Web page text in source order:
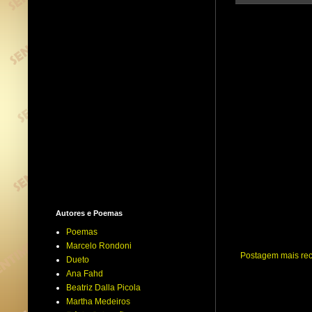
Postagem mais
Autores e Poemas
Poemas
Marcelo Rondoni
Dueto
Ana Fahd
Beatriz Dalla Picola
Martha Medeiros